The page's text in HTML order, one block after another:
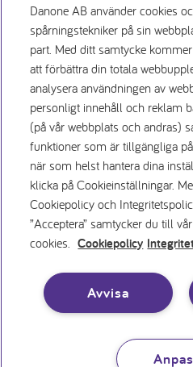
Заявление о конфиденциаль
Условия использования
Политика использования файлов cookie
Вакансии
Inställningar för cookies
Danone AB använder cookies
spårningstekniker på sin
part. Med ditt samtycke
att förbättra din totala
analysera användningen av
personligt innehåll och reklam
(på vår webbplats och andras)
funktioner som är tillgängliga
när som helst hantera dina
klicka på Cookieinställningar.
Cookiepolicy och
”Acceptera” samtycker du till
cookies.
Cookiepolicy
Avvisa